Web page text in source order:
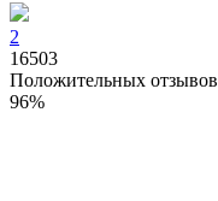
2
16503
Положительных отзывов
96%